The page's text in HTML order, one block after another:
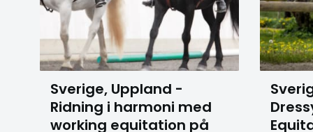
står även Martin Stenmarck, Linda
Pritchard, Viktoria Tocca och
Malena Tuvung , tillsammans med
Hanna Rydmans körensembler ,
dansare och till och med en egen
stuntman – som gör kvällen till en
show i sann Hollywood-anda. En
Sverige, Uppland -
Ridning i harmoni med
working equitation på